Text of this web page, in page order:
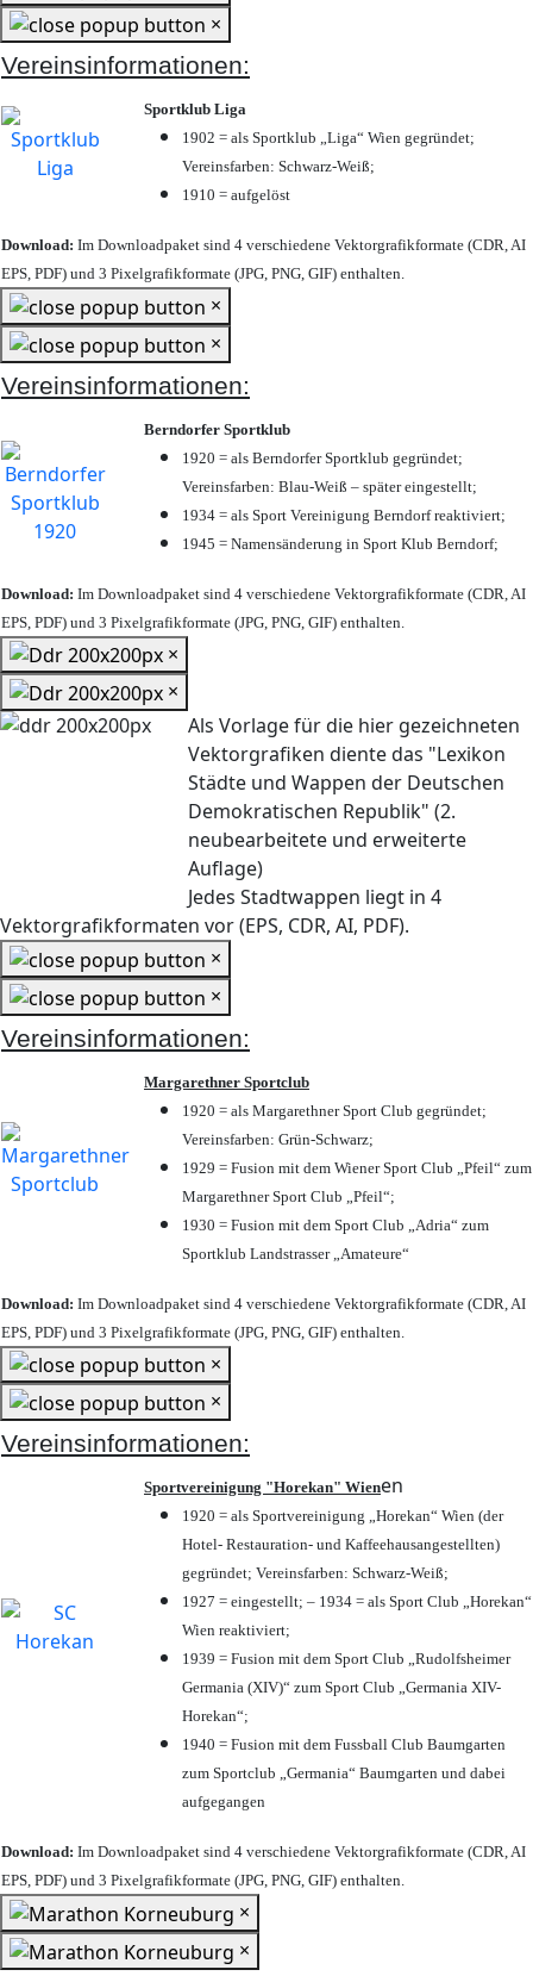
×
Vereinsinformationen:
Sportklub Liga
1902 = als Sportklub „Liga“ Wien gegründet;
Vereinsfarben: Schwarz-Weiß;
1910 = aufgelöst
Download: Im Downloadpaket sind 4 verschiedene Vektorgrafikformate (CDR, AI
EPS, PDF) und 3 Pixelgrafikformate (JPG, PNG, GIF) enthalten.
×
×
Vereinsinformationen:
Berndorfer Sportklub
1920 = als Berndorfer Sportklub gegründet;
Vereinsfarben: Blau-Weiß – später eingestellt;
1934 = als Sport Vereinigung Berndorf reaktiviert;
1945 = Namensänderung in Sport Klub Berndorf;
Download: Im Downloadpaket sind 4 verschiedene Vektorgrafikformate (CDR, AI
EPS, PDF) und 3 Pixelgrafikformate (JPG, PNG, GIF) enthalten.
×
×
Als Vorlage für die hier gezeichneten
Vektorgrafiken diente das "Lexikon
Städte und Wappen der Deutschen
Demokratischen Republik" (2.
neubearbeitete und erweiterte
Auflage)
Jedes Stadtwappen liegt in 4
Vektorgrafikformaten vor (EPS, CDR, AI, PDF).
×
×
Vereinsinformationen:
Margarethner Sportclub
1920 = als Margarethner Sport Club gegründet;
Vereinsfarben: Grün-Schwarz;
1929 = Fusion mit dem Wiener Sport Club „Pfeil“ zum
Margarethner Sport Club „Pfeil“;
1930 = Fusion mit dem Sport Club „Adria“ zum
Sportklub Landstrasser „Amateure“
Download: Im Downloadpaket sind 4 verschiedene Vektorgrafikformate (CDR, AI
EPS, PDF) und 3 Pixelgrafikformate (JPG, PNG, GIF) enthalten.
×
×
Vereinsinformationen:
Sportvereinigung "Horekan" Wienen
1920 = als Sportvereinigung „Horekan“ Wien (der
Hotel- Restauration- und Kaffeehausangestellten)
gegründet; Vereinsfarben: Schwarz-Weiß;
1927 = eingestellt; – 1934 = als Sport Club „Horekan“
Wien reaktiviert;
1939 = Fusion mit dem Sport Club „Rudolfsheimer
Germania (XIV)“ zum Sport Club „Germania XIV-
Horekan“;
1940 = Fusion mit dem Fussball Club Baumgarten
zum Sportclub „Germania“ Baumgarten und dabei
aufgegangen
Download: Im Downloadpaket sind 4 verschiedene Vektorgrafikformate (CDR, AI
EPS, PDF) und 3 Pixelgrafikformate (JPG, PNG, GIF) enthalten.
×
×